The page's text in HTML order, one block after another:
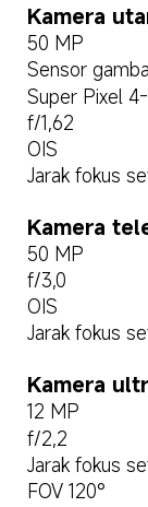
Kamera
50 MP
Sensor
Super Pixel
f/1,62
OIS
Jarak fokus
Kamera
50 MP
f/3,0
OIS
Jarak fokus
Kamera
12 MP
f/2,2
Jarak fokus
FOV 120°